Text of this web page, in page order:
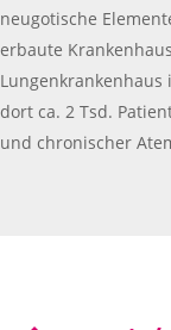
neugotische
erbaute
Lungenkrankenhaus
dort ca. 2 Tsd.
und chronischer